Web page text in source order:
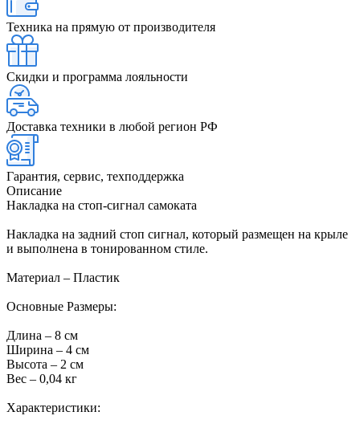
Техника на прямую от производителя
Скидки и программа лояльности
Доставка техники в любой регион РФ
Гарантия, сервис, техподдержка
Описание
Накладка на стоп-сигнал самоката
Накладка на задний стоп сигнал, который размещен на крыле
и выполнена в тонированном стиле.
Материал – Пластик
Основные Размеры:
Длина – 8 см
Ширина – 4 см
Высота – 2 см
Вес – 0,04 кг
Характеристики: